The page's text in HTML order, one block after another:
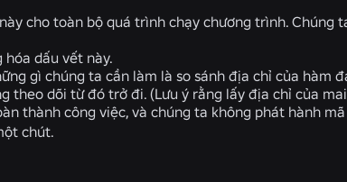
cho toàn bộ quá trình chạy chương trình. Chúng
dấu vết này.
gì chúng ta cần làm là so sánh địa chỉ của hàm
theo dõi từ đó trở đi. (Lưu ý rằng lấy địa chỉ của
thành công việc, và chúng ta không phát hành mã
chút.